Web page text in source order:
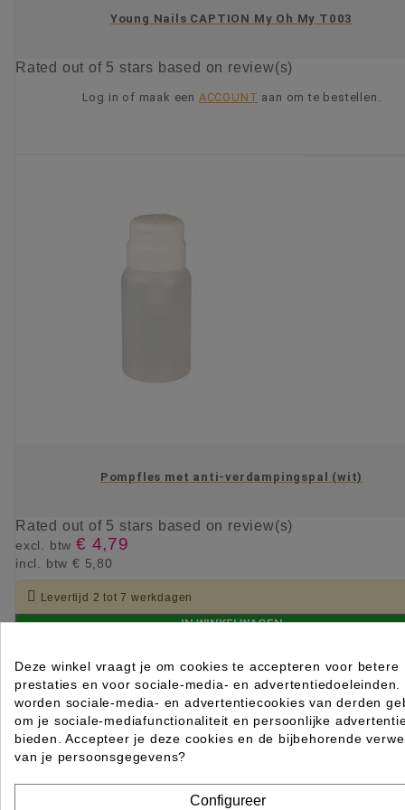
Young Nails CAPTION My Oh My T003
Rated out of 5 stars based on review(s)
Log in of maak een ACCOUNT aan om te bestellen.
Pompfles met anti-verdampingspal (wit)
Rated out of 5 stars based on review(s)
excl. btw € 4,79
incl. btw € 5,80
 Levertijd 2 tot 7 werkdagen
IN WINKELWAGEN
Deze winkel vraagt je om cookies te accepteren voor betere
prestaties en voor sociale-media- en advertentiedoeleinden.
worden sociale-media- en advertentiecookies van derden
om je sociale-mediafunctionaliteit en persoonlijke
bieden. Accepteer je deze cookies en de bijbehorende
van je persoonsgegevens?
Configureer